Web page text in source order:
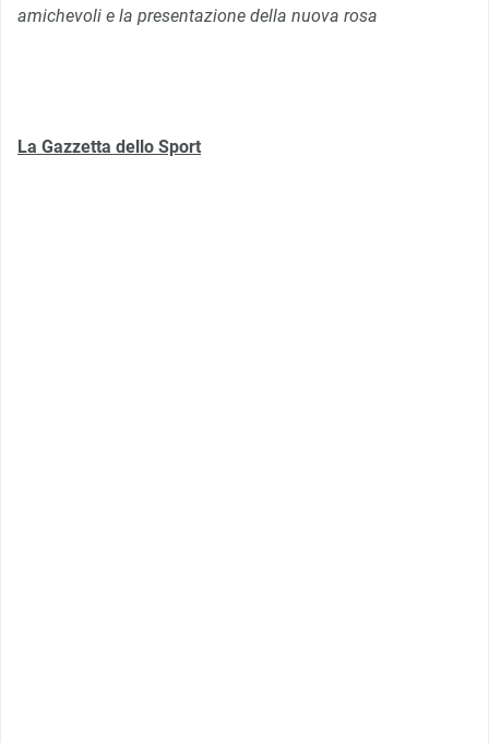
amichevoli e la presentazione della nuova rosa
La Gazzetta dello Sport